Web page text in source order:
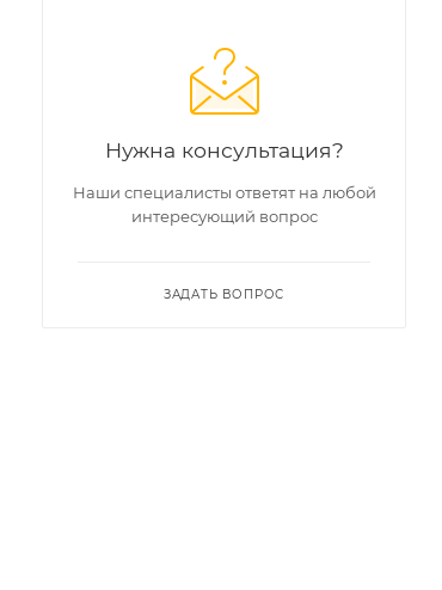
Нужна консультация?
Наши специалисты ответят на любой
интересующий вопрос
ЗАДАТЬ ВОПРОС